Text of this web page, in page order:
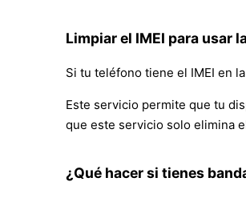
Limpiar el IMEI para usar
Si tu teléfono tiene el IMEI en
Este servicio permite que tu
que este servicio solo elimina
¿Qué hacer si tienes